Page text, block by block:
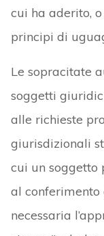
cui ha aderito,
principi di
Le sopracitate
soggetti
alle richieste
giurisdizionali
cui un soggetto
al conferimento
necessaria